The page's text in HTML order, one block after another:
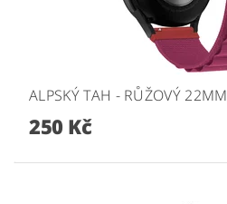
ALPSKÝ TAH - RŮŽOVÝ 22MM
250 Kč